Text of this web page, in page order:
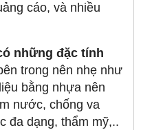
cáo, và nhiều
những đặc tính
trong nên nhẹ như
bằng nhựa nên
nước, chống va
đa dạng, thẩm mỹ,..